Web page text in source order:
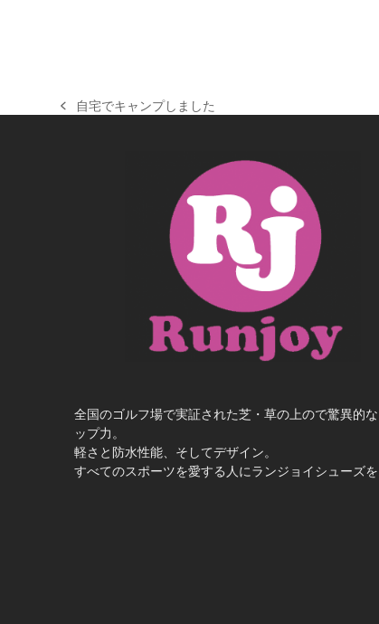
previous
自宅でキャンプしました
全国のゴルフ場で実証された芝・草の上ので驚異的な
ップ力。
軽さと防水性能、そしてデザイン。
すべてのスポーツを愛する人にランジョイシューズを